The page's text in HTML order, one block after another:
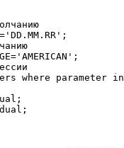
parameter in